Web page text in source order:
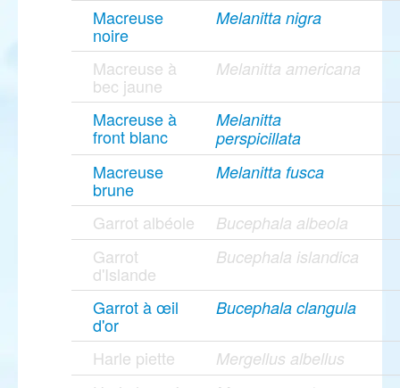
Macreuse
noire
Melanitta nigra
Macreuse à
bec jaune
Melanitta americana
Macreuse à
front blanc
Melanitta
perspicillata
Macreuse
brune
Melanitta fusca
Garrot albéole Bucephala albeola
Garrot
d'Islande
Bucephala islandica
Garrot à œil
d'or
Bucephala clangula
Harle piette Mergellus albellus